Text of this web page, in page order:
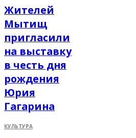
Жителей
Мытищ
пригласили
на выставку
в честь дня
рождения
Юрия
Гагарина
КУЛЬТУРА